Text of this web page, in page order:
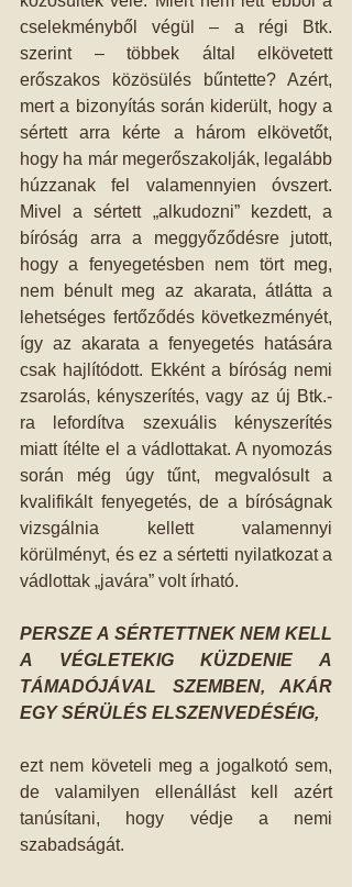
cselekményből végül – a régi Btk.
szerint – többek által elkövetett
erőszakos közösülés bűntette? Azért,
mert a bizonyítás során kiderült, hogy a
sértett arra kérte a három elkövetőt,
hogy ha már megerőszakolják, legalább
húzzanak fel valamennyien óvszert.
Mivel a sértett „alkudozni” kezdett, a
bíróság arra a meggyőződésre jutott,
hogy a fenyegetésben nem tört meg,
nem bénult meg az akarata, átlátta a
lehetséges fertőződés következményét,
így az akarata a fenyegetés hatására
csak hajlítódott. Ekként a bíróság nemi
zsarolás, kényszerítés, vagy az új Btk.-
ra lefordítva szexuális kényszerítés
miatt ítélte el a vádlottakat. A nyomozás
során még úgy tűnt, megvalósult a
kvalifikált fenyegetés, de a bíróságnak
vizsgálnia kellett valamennyi
körülményt, és ez a sértetti nyilatkozat a
vádlottak „javára” volt írható.
PERSZE A SÉRTETTNEK NEM KELL
A VÉGLETEKIG KÜZDENIE A
TÁMADÓJÁVAL SZEMBEN, AKÁR
EGY SÉRÜLÉS ELSZENVEDÉSÉIG,
ezt nem követeli meg a jogalkotó sem,
de valamilyen ellenállást kell azért
tanúsítani, hogy védje a nemi
szabadságát.